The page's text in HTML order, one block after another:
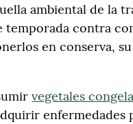
ambiental de la
temporada contra
en conserva,
vegetales
enfermedades